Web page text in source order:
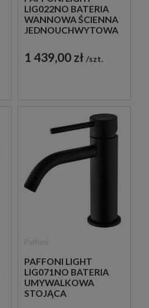
LIG022NO BATERIA
WANNOWA ŚCIENNA
JEDNOUCHWYTOWA
1 439,00 zł szt.
PAFFONI LIGHT
LIG071NO BATERIA
UMYWALKOWA
STOJĄCA